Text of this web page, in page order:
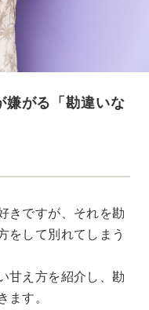
がる「勘違いな
きですが、それを勘
をして別れてしまう
甘え方を紹介し、勘
す。